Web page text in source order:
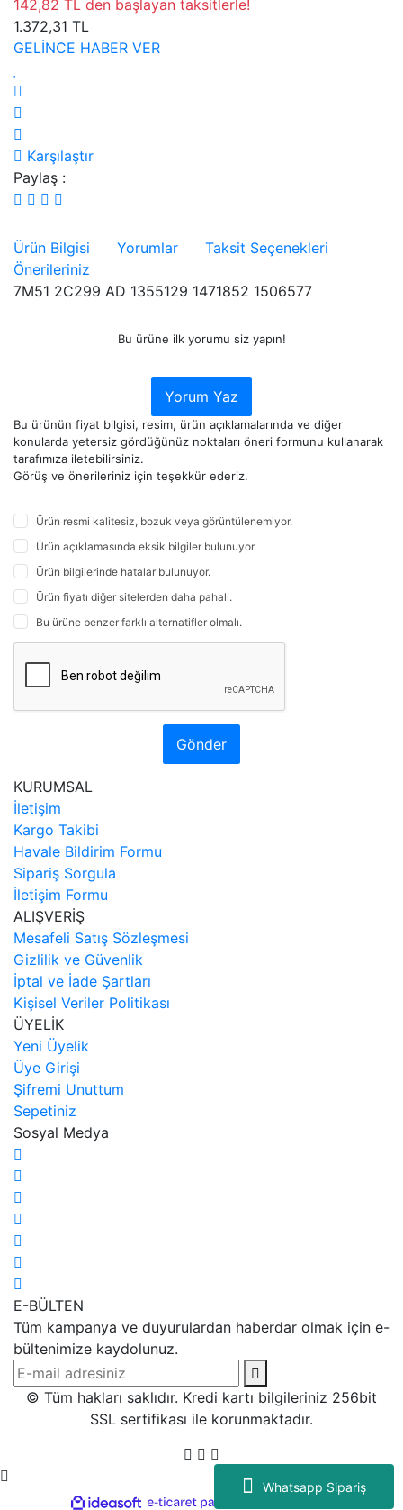
Whatsapp Sipariş
142,82 TL den başlayan taksitlerle!
1.372,31 TL
GELİNCE HABER VER
Karşılaştır
Paylaş :
Ürün Bilgisi Yorumlar
Taksit Seçenekleri
Önerileriniz
7M51 2C299 AD 1355129 1471852 1506577
Bu ürüne ilk yorumu siz yapın!
Yorum Yaz
Bu ürünün fiyat bilgisi, resim, ürün açıklamalarında ve diğer
konularda yetersiz gördüğünüz noktaları öneri formunu kullanarak
tarafımıza iletebilirsiniz.
Görüş ve önerileriniz için teşekkür ederiz.
Ürün resmi kalitesiz, bozuk veya görüntülenemiyor.
Ürün açıklamasında eksik bilgiler bulunuyor.
Ürün bilgilerinde hatalar bulunuyor.
Ürün fiyatı diğer sitelerden daha pahalı.
Bu ürüne benzer farklı alternatifler olmalı.
Gönder
KURUMSAL
İletişim
Kargo Takibi
Havale Bildirim Formu
Sipariş Sorgula
İletişim Formu
ALIŞVERİŞ
Mesafeli Satış Sözleşmesi
Gizlilik ve Güvenlik
İptal ve İade Şartları
Kişisel Veriler Politikası
ÜYELİK
Yeni Üyelik
Üye Girişi
Şifremi Unuttum
Sepetiniz
Sosyal Medya
E-BÜLTEN
Tüm kampanya ve duyurulardan haberdar olmak için e-
bültenimize kaydolunuz.
© Tüm hakları saklıdır. Kredi kartı bilgileriniz 256bit
SSL sertifikası ile korunmaktadır.
ideasoft